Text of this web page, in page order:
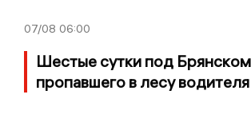
07/08 06:00
Шестые сутки под
пропавшего в лесу